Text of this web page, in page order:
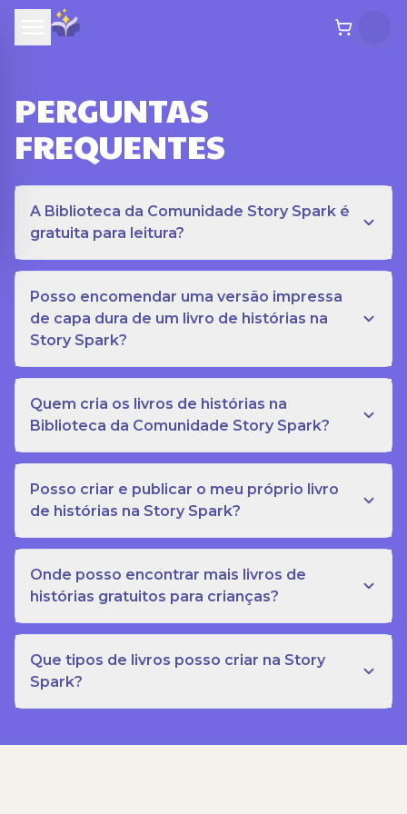
PERGUNTAS
FREQUENTES
A Biblioteca da Comunidade Story Spark é
gratuita para leitura?
Posso encomendar uma versão impressa
de capa dura de um livro de histórias na
Story Spark?
Quem cria os livros de histórias na
Biblioteca da Comunidade Story Spark?
Posso criar e publicar o meu próprio livro
de histórias na Story Spark?
Onde posso encontrar mais livros de
histórias gratuitos para crianças?
Que tipos de livros posso criar na Story
Spark?